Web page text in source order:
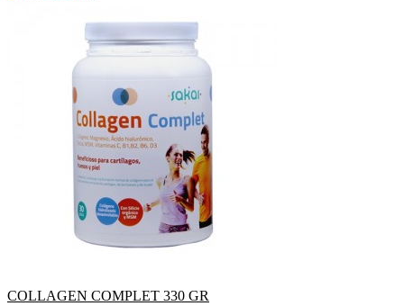
COLLAGEN COMPLET 330 GR